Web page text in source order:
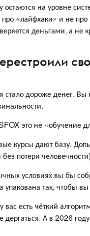
на уровне
«лайфхаки» и не
деньгами, а
дороже денег. Вы
это не «обучение
курсы дают базу.
потери
условиях вы бы
упакована так, чтобы
вас есть чёткий
А в 2026